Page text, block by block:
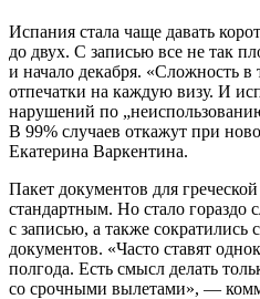
Испания стала чаще давать
до двух. С записью все не так
и начало декабря. «Сложность в
отпечатки на каждую визу. И
нарушений по
В 99% случаев откажут при
Екатерина Варкентина.
Пакет документов для
стандартным. Но стало гораздо
с записью, а также сократились
документов. «Часто ставят
полгода. Есть смысл делать
со срочными вылетами», —